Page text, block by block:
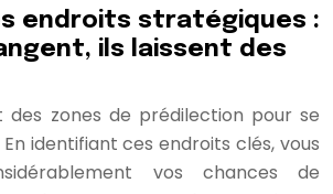
endroits stratégiques :
ils laissent des
des zones de prédilection pour se
identifiant ces endroits clés, vous
vos chances de